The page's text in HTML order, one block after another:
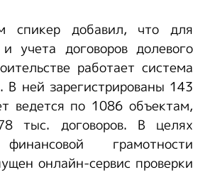
спикер добавил, что для
и учета договоров долевого
работает система
ней зарегистрированы 143
ведется по 1086 объектам,
тыс. договоров. В целях
грамотности
онлайн-сервис проверки